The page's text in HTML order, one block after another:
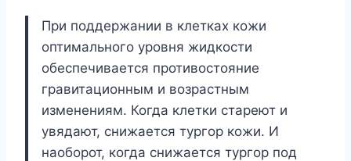
При поддержании в клетках кожи
оптимального уровня жидкости
обеспечивается противостояние
гравитационным и возрастным
изменениям. Когда клетки стареют и
увядают, снижается тургор кожи. И
наоборот, когда снижается тургор под